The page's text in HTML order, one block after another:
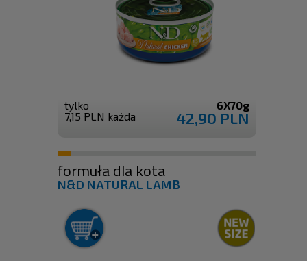
tylko
7,15 PLN każda
6X70g
42,90 PLN
formuła dla kota
N&D NATURAL LAMB